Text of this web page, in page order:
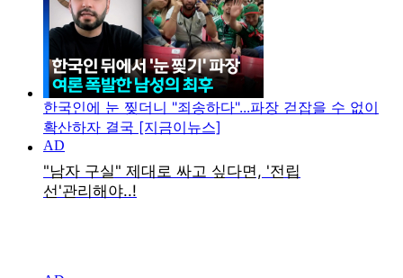
한국인에 눈 찢더니 "죄송하다"...파장 걷잡을 수 없이
확산하자 결국 [지금이뉴스]